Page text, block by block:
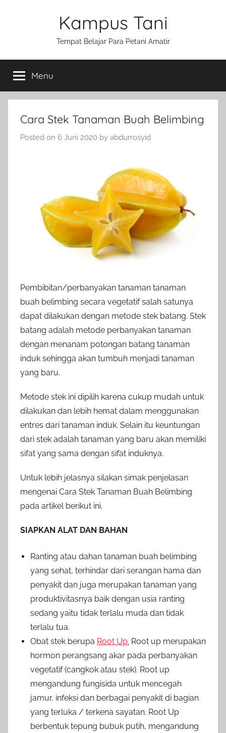
Kampus Tani
Tempat Belajar Para Petani Amatir
Menu
Cara Stek Tanaman Buah Belimbing
Posted on 6 Juni 2020 by abdurrosyid
Pembibitan/perbanyakan tanaman tanaman
buah belimbing secara vegetatif salah satunya
dapat dilakukan dengan metode stek batang. Stek
batang adalah metode perbanyakan tanaman
dengan menanam potongan batang tanaman
induk sehingga akan tumbuh menjadi tanaman
yang baru.
Metode stek ini dipilih karena cukup mudah untuk
dilakukan dan lebih hemat dalam menggunakan
entres dari tanaman induk. Selain itu keuntungan
dari stek adalah tanaman yang baru akan memiliki
sifat yang sama dengan sifat induknya.
Untuk lebih jelasnya silakan simak penjelasan
mengenai Cara Stek Tanaman Buah Belimbing
pada artikel berikut ini.
SIAPKAN ALAT DAN BAHAN
Ranting atau dahan tanaman buah belimbing
yang sehat, terhindar dari serangan hama dan
penyakit dan juga merupakan tanaman yang
produktivitasnya baik dengan usia ranting
sedang yaitu tidak terlalu muda dan tidak
terlalu tua.
Obat stek berupa Root Up. Root up merupakan
hormon perangsang akar pada perbanyakan
vegetatif (cangkok atau stek). Root up
mengandung fungisida untuk mencegah
jamur, infeksi dan berbagai penyakit di bagian
yang terluka / terkena sayatan. Root Up
berbentuk tepung bubuk putih, mengandung